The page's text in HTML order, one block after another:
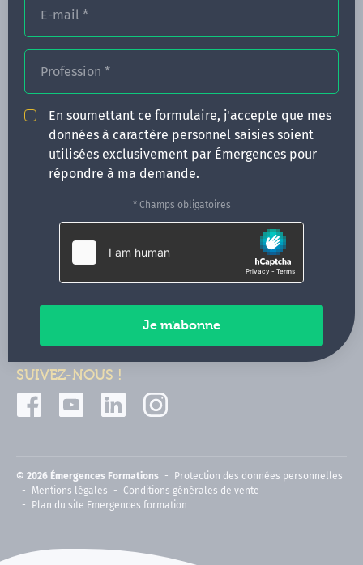
E-mail *
Profession *
En soumettant ce formulaire, j'accepte que mes
données à caractère personnel saisies soient
utilisées exclusivement par Émergences pour
répondre à ma demande.
* Champs obligatoires
CONGRÈS
ACTUALITÉS
INFOS PRATIQUES
Qui sommes-nous ?
CONTACT
35000 Rennes
02 99 05 25 47
Contactez-nous
Paiements sécurisés
SUIVEZ-NOUS !
© 2026 Émergences Formations
Protection des données personnelles
Mentions légales
Conditions générales de vente
Plan du site Emergences formation